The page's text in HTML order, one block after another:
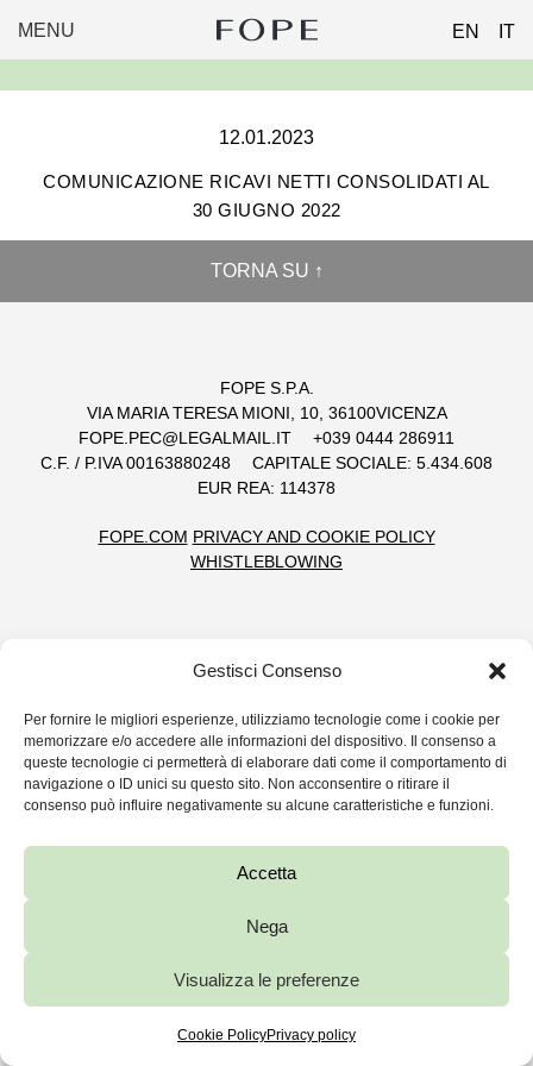
Gestisci Consenso
Per fornire le migliori esperienze, utilizziamo tecnologie come i cookie per
memorizzare e/o accedere alle informazioni del dispositivo. Il consenso a
queste tecnologie ci permetterà di elaborare dati come il comportamento di
navigazione o ID unici su questo sito. Non acconsentire o ritirare il
consenso può influire negativamente su alcune caratteristiche e funzioni.
Accetta
Nega
Visualizza le preferenze
Cookie PolicyPrivacy policy
MENU
FOPE
GROUP
EN IT
12.01.2023
COMUNICAZIONE RICAVI NETTI CONSOLIDATI AL
30 GIUGNO 2022
TORNA SU ↑
FOPE S.P.A.
VIA MARIA TERESA MIONI, 10, 36100VICENZA
FOPE.PEC@LEGALMAIL.IT
+039 0444 286911
C.F. / P.IVA 00163880248
CAPITALE SOCIALE: 5.434.608
EUR REA: 114378
FOPE.COM PRIVACY AND COOKIE POLICY
WHISTLEBLOWING